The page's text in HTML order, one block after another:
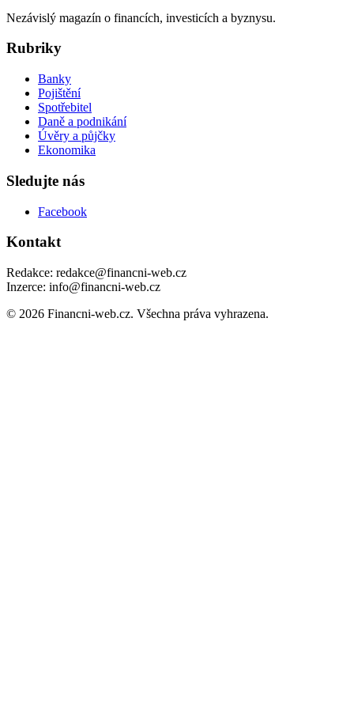
Nezávislý magazín o financích, investicích a byznysu.
Rubriky
Banky
Pojištění
Spotřebitel
Daně a podnikání
Úvěry a půjčky
Ekonomika
Sledujte nás
Facebook
Kontakt
Redakce: redakce@financni-web.cz
Inzerce: info@financni-web.cz
© 2026 Financni-web.cz. Všechna práva vyhrazena.